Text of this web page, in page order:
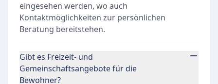
eingesehen werden, wo auch
Kontaktmöglichkeiten zur persönlichen
Beratung bereitstehen.
Gibt es Freizeit- und
Gemeinschaftsangebote für die
Bewohner?